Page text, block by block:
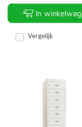
In
Vergelijk